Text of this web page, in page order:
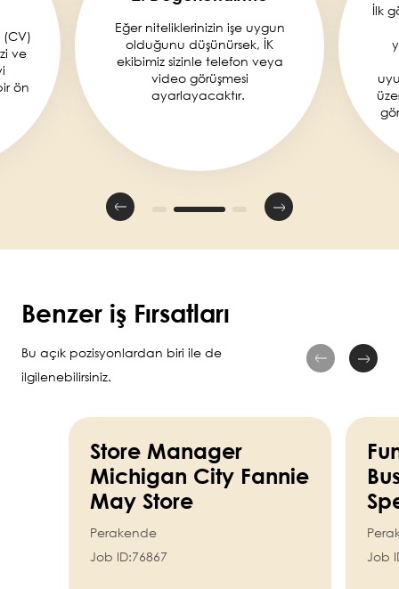
(CV)
ve
ön
Eğer niteliklerinizin işe uygun
olduğunu düşünürsek, İK
ekibimiz sizinle telefon veya
video görüşmesi
ayarlayacaktır.
İlk
Benzer iş Fırsatları
Bu açık pozisyonlardan biri ile de
ilgilenebilirsiniz.
Store Manager
Michigan City Fannie
May Store
Perakende
Job ID:76867
Job